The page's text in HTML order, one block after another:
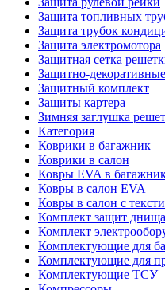
Защита топливных
Защита трубок
Защита электромотора
Защитная сетка
Защитно-
Защитный комплект
Защиты картера
Зимняя заглушка
Категория
Коврики в багажник
Коврики в салон
Ковры EVA в
Ковры в салон EVA
Ковры в салон с
Комплект защит днища
Комплект
Комплектующие для
Комплектующие для
Комплектующие ТСУ